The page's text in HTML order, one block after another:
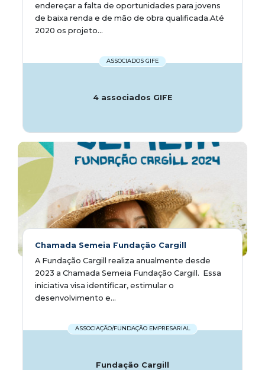
endereçar a falta de oportunidades para jovens
de baixa renda e de mão de obra qualificada.Até
2020 os projeto...
ASSOCIADOS GIFE
4 associados GIFE
Chamada Semeia Fundação Cargill
A Fundação Cargill realiza anualmente desde
2023 a Chamada Semeia Fundação Cargill. Essa
iniciativa visa identificar, estimular o
desenvolvimento e...
ASSOCIAÇÃO/FUNDAÇÃO EMPRESARIAL
Fundação Cargill